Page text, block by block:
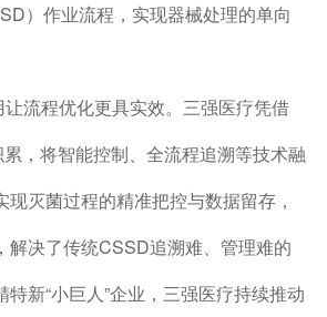
）作业流程，实现器械处理的单向
流程优化更具实效。三强医疗凭借
，将智能控制、全流程追溯等技术融
现灭菌过程的精准把控与数据留存，
解决了传统CSSD追溯难、管理难的
新“小巨人”企业，三强医疗持续推动